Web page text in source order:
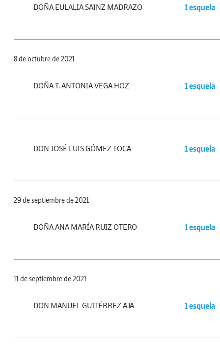
DOÑA EULALIA SAINZ MADRAZO 1 esquela
8 de octubre de 2021
DOÑA T. ANTONIA VEGA HOZ 1 esquela
DON JOSÉ LUIS GÓMEZ TOCA 1 esquela
29 de septiembre de 2021
DOÑA ANA MARÍA RUIZ OTERO 1 esquela
11 de septiembre de 2021
DON MANUEL GUTIÉRREZ AJA 1 esquela